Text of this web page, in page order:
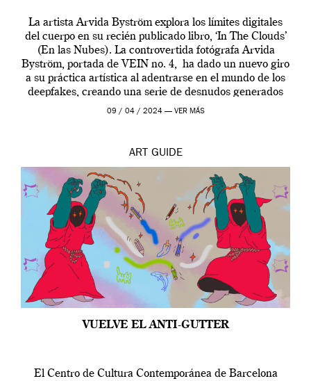
La artista Arvida Byström explora los límites digitales
del cuerpo en su recién publicado libro, ‘In The Clouds’
(En las Nubes). La controvertida fotógrafa Arvida
Byström, portada de VEIN no. 4, ha dado un nuevo giro
a su práctica artística al adentrarse en el mundo de los
deepfakes, creando una serie de desnudos generados
por […]
09 / 04 / 2024 — VER MÁS
ART GUIDE
VUELVE EL ANTI-GUTTER
El Centro de Cultura Contemporánea de Barcelona